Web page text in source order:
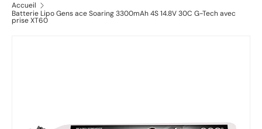
Accueil
Batterie Lipo Gens ace Soaring 3300mAh 4S 14.8V 30C G-Tech avec
prise XT60